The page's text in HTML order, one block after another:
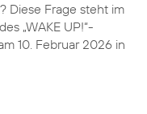
Diese Frage steht im
„WAKE UP!“-
10. Februar 2026 in